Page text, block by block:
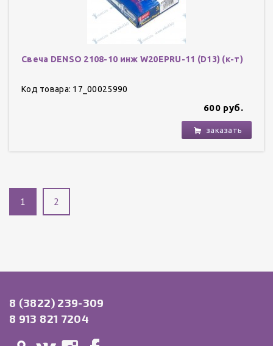
Свеча DENSO 2108-10 инж W20EPRU-11 (D13) (к-т)
Код товара: 17_00025990
600 руб.
заказать
1 2
8 (3822) 239-309
8 913 821 7204